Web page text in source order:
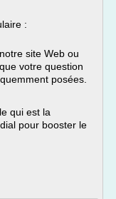
:
site Web ou
votre question
posées.
qui est la
pour booster le